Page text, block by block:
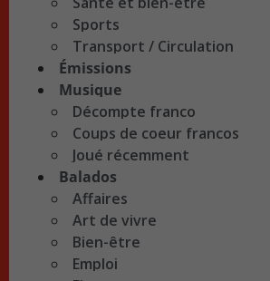
Sports
Transport / Circulation
Émissions
Musique
Décompte franco
Coups de coeur francos
Joué récemment
Balados
Affaires
Art de vivre
Bien-être
Emploi